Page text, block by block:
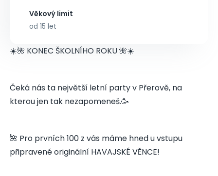
Věkový limit
od 15 let
☀️🌺 KONEC ŠKOLNÍHO ROKU 🌺☀️
Čeká nás ta největší letní party v Přerově, na
kterou jen tak nezapomeneš.🥳
🌺 Pro prvních 100 z vás máme hned u vstupu
připravené originální HAVAJSKÉ VĚNCE!